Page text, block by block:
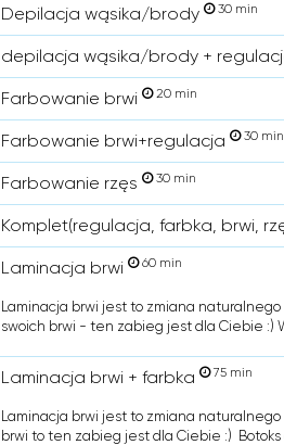
Depilacja wąsika/brody 30 min
depilacja wąsika/brody +
Farbowanie brwi 20 min
Farbowanie brwi+regulacja 30 min
Farbowanie rzęs 30 min
Komplet(regulacja, farbka, brwi,
Laminacja brwi 60 min
Laminacja brwi jest to zmiana naturalnego
swoich brwi - ten zabieg jest dla Ciebie :)
Laminacja brwi + farbka 75 min
Laminacja brwi jest to zmiana naturalnego
brwi to ten zabieg jest dla Ciebie :)